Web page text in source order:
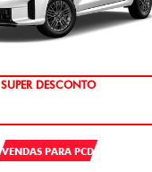
VENDAS PARA PCD